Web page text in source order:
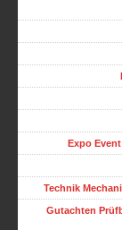
Expo
Technik
Gutachten